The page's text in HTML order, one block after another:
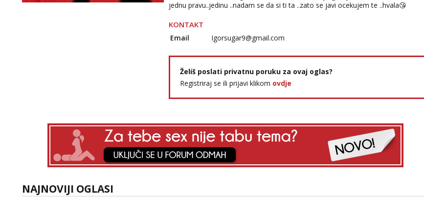
jednu pravu..jedinu ..nadam se da si ti ta ..zato se javi ocekujem te ..hvala😘
KONTAKT
Email Igorsugar9@gmail.com
Želiš poslati privatnu poruku za ovaj oglas?
Registriraj se ili prijavi klikom ovdje
NAJNOVIJI OGLASI